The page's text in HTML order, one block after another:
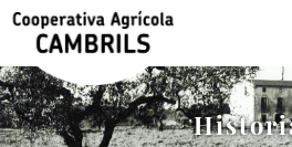
TIENDA
LA
OLEOTOUR